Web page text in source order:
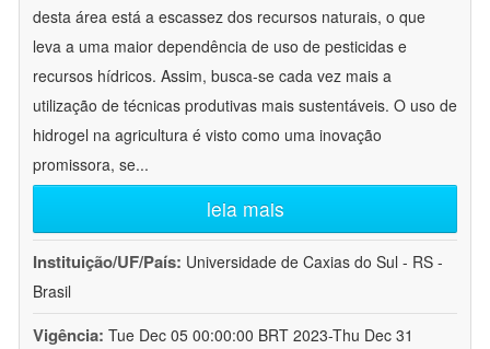
desta área está a escassez dos recursos naturais, o que
leva a uma maior dependência de uso de pesticidas e
recursos hídricos. Assim, busca-se cada vez mais a
utilização de técnicas produtivas mais sustentáveis. O uso de
hidrogel na agricultura é visto como uma inovação
promissora, se...
leia mais
Instituição/UF/País: Universidade de Caxias do Sul - RS -
Brasil
Vigência: Tue Dec 05 00:00:00 BRT 2023-Thu Dec 31